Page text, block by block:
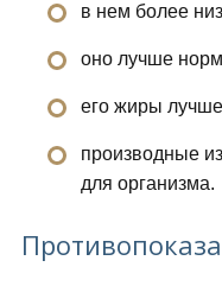
в нем более
оно лучше
его жиры
производные
для организма.